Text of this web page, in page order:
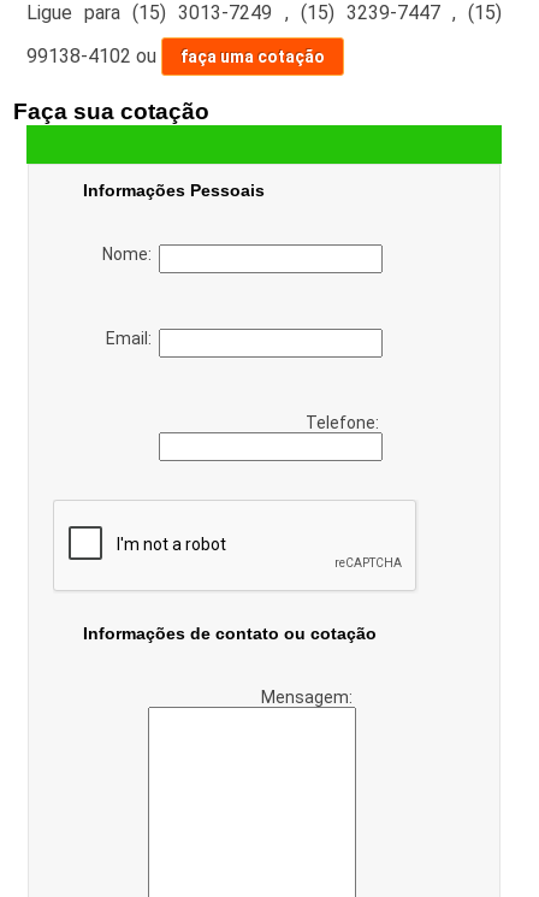
Ligue para(15) 3013-7249 , (15) 3239-7447 ,(15)
99138-4102 ou faça uma cotação
Faça sua cotação
Informações Pessoais
Nome:
Email:
Telefone:
Informações de contato ou cotação
Mensagem: